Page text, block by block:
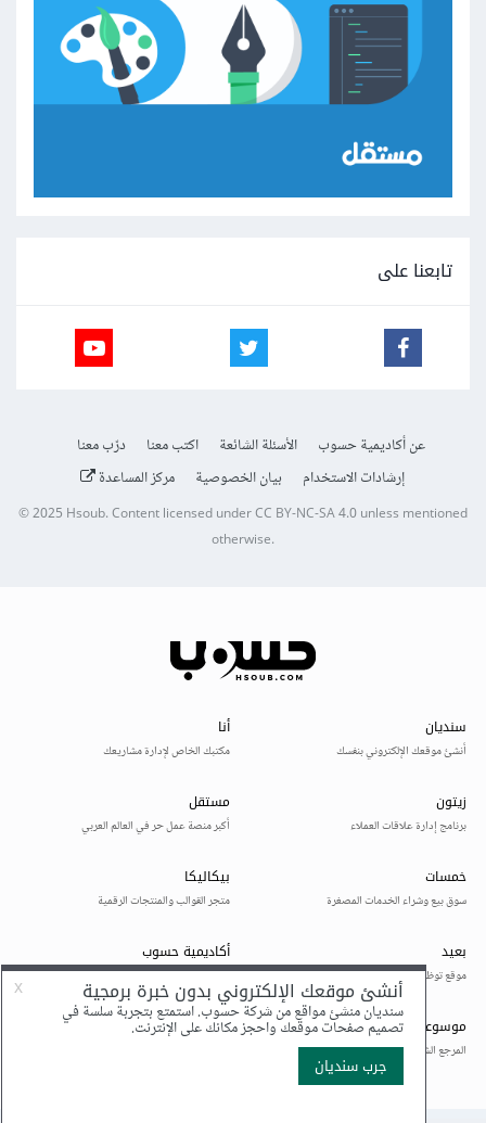
تابعنا على
عن أكاديمية حسوب الأسئلة الشائعة اكتب معنا
درّب معنا
إرشادات الاستخدام
بيان الخصوصية مركز المساعدة
© 2025Hsoub.Content licensed underCC BY-NC-SA 4.0unless mentioned
otherwise.